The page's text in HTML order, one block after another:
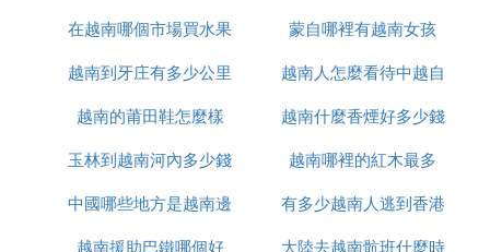
二、工作與經濟
就業情況：部分越南媳婦在中國找到了適合自己
的工作，涵蓋了製造業、服務業等多個領域。她
們通過工作獲得了經濟收入，提高了生活水平。
創業嘗試 ：一些越南媳婦還嘗試在中國創業，利
用自己的特長和資源，開展小本生意或特色項
目，為家庭經濟增添了新的增長點。
三、社交與融入
人
麼未先進攻
在越南哪個市場買水果
最便宜
蒙自哪裡有越南女孩
越南到牙庄有多少公里
越南人怎麼看待中越自
衛戰
越南的莆田鞋怎麼樣
越南什麼香煙好多少錢
玉林到越南河內多少錢
越南哪裡的紅木最多
中國哪些地方是越南邊
境
有多少越南人逃到香港
越南援助巴鐵哪個好
大陸去越南骯班什麼時